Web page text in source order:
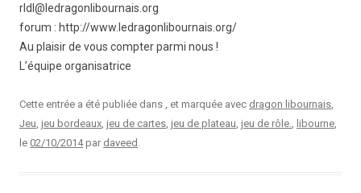
rldl@ledragonlibournais.org
forum : http://www.ledragonlibournais.org/
Au plaisir de vous compter parmi nous !
L’équipe organisatrice
Cette entrée a été publiée dans , et marquée avec dragon libournais
Jeu jeu bordeaux jeu de cartes jeu de plateau jeu de rôle. libourne
le 02/10/2014 par daveed